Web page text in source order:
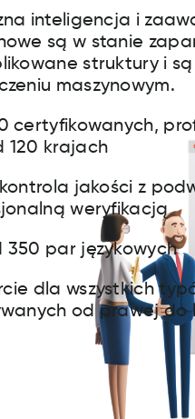
inteligencja i
są w stanie
struktury i
maszynowym.
certyfikowanych,
120 krajach
kontrola jakości z
weryfikacją
350 par językowych
dla wszystkich
od prawej do